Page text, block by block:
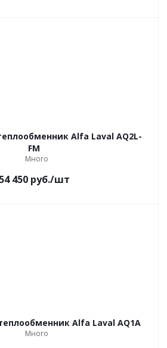
Alfa Laval AQ2L-
FM
Много
54 450руб./шт
Alfa Laval AQ1A
Много